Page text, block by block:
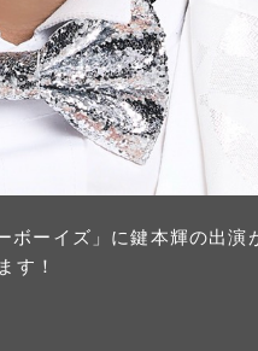
ーイズ」に鍵本輝の出演
す！